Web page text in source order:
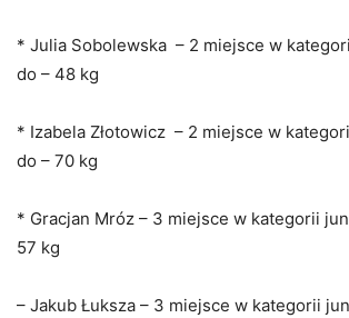
* Julia Sobolewska – 2 miejsce w
do – 48 kg
* Izabela Złotowicz – 2 miejsce w
do – 70 kg
* Gracjan Mróz – 3 miejsce w kategorii
57 kg
– Jakub Łuksza – 3 miejsce w kategorii